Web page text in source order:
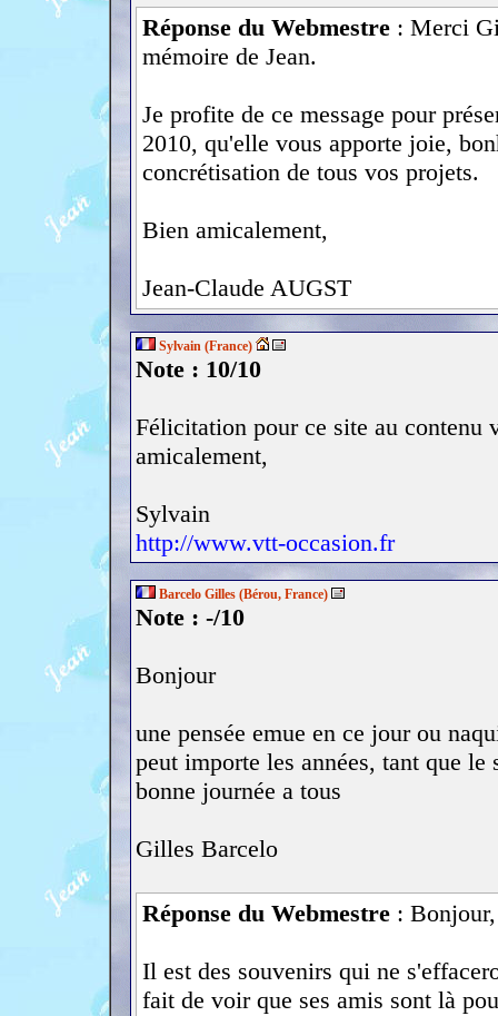
Réponse du Webmestre : Merci
mémoire de Jean.
Je profite de ce message pour
2010, qu'elle vous apporte joie,
concrétisation de tous vos projets.
Bien amicalement,
Jean-Claude AUGST
Sylvain (France)
Note : 10/10
Félicitation pour ce site au contenu
amicalement,
Sylvain
http://www.vtt-occasion.fr
Barcelo Gilles (Bérou, France)
Note : -/10
Bonjour
une pensée emue en ce jour ou
peut importe les années, tant que
bonne journée a tous
Gilles Barcelo
Réponse du Webmestre : Bonjour,
Il est des souvenirs qui ne
fait de voir que ses amis sont là